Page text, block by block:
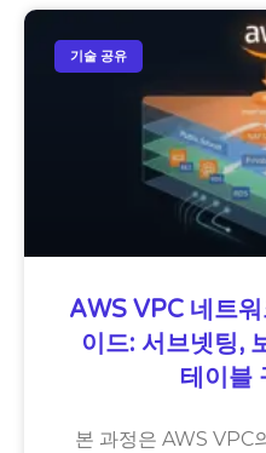
기술 공유
AWS VPC 네트
이드: 서브넷팅,
테이블
본 과정은 AWS VPC